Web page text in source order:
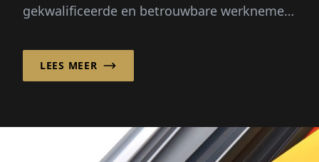
gekwalificeerde en betrouwbare werknemers
verandering en...
LEES MEER